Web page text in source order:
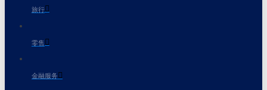
旅行
零售
金融服务